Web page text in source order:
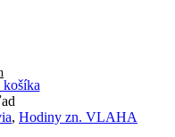
, Hodiny zn. VLAHA